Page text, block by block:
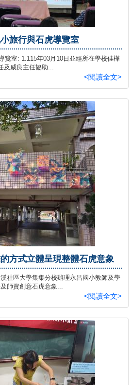
旅行與石虎導覽室
覽室: 1.115年03月10日並經所在學校佳樺
及威良主任協助...
<閱讀全文>
方式立體呈現整體石虎意象
社區大學集集分校辦理永昌國小教師及學
師資創意石虎意象...
<閱讀全文>